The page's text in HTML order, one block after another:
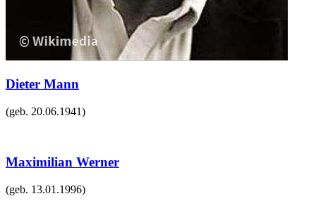
Dieter Mann
(geb. 20.06.1941)
Maximilian Werner
(geb. 13.01.1996)